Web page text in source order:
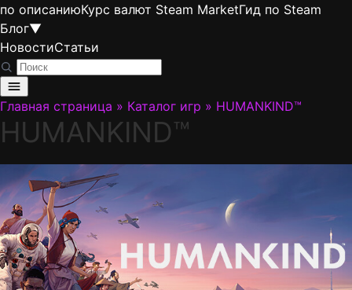
по описаниюКурс валют Steam MarketГид по Steam
Блог▼
НовостиСтатьи
Главная страница » Каталог игр » HUMANKIND™
HUMANKIND™